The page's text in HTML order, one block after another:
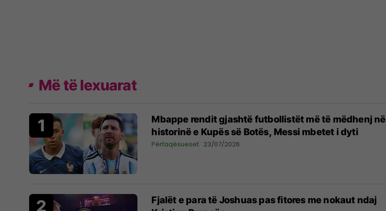
Më të lexuarat
Mbappe rendit gjashtë futbollistët më të mëdhenj në
historinë e Kupës së Botës, Messi mbetet i dyti
Përfaqësueset 23/07/2026
Fjalët e para të Joshuas pas fitores me nokaut ndaj